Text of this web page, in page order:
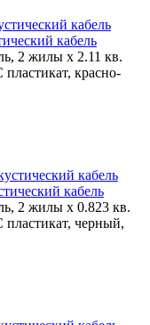
кабель
2 жилы х 2.11 кв.
красно-
кабель
2 жилы х 0.823 кв.
черный,